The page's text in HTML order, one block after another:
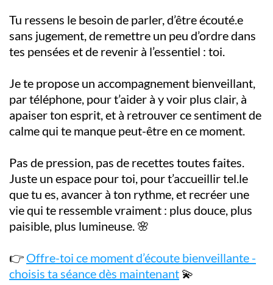
Tu ressens le besoin de parler, d’être écouté.e
sans jugement, de remettre un peu d’ordre dans
tes pensées et de revenir à l’essentiel : toi.
Je te propose un accompagnement bienveillant,
par téléphone, pour t’aider à y voir plus clair, à
apaiser ton esprit, et à retrouver ce sentiment de
calme qui te manque peut-être en ce moment.
Pas de pression, pas de recettes toutes faites.
Juste un espace pour toi, pour t’accueillir tel.le
que tu es, avancer à ton rythme, et recréer une
vie qui te ressemble vraiment : plus douce, plus
paisible, plus lumineuse. 🌸
👉 Offre-toi ce moment d’écoute bienveillante -
choisis ta séance dès maintenant 💫